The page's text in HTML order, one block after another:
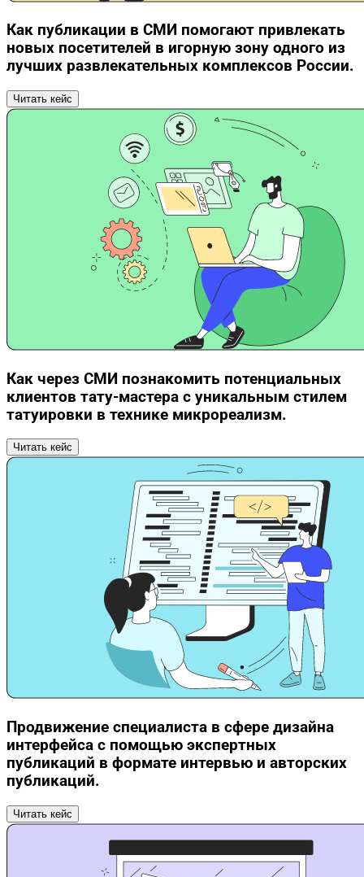
Как публикации в СМИ помогают привлекать
новых посетителей в игорную зону одного из
лучших развлекательных комплексов России.
Читать кейс
Как через СМИ познакомить потенциальных
клиентов тату-мастера с уникальным стилем
татуировки в технике микрореализм.
Читать кейс
Продвижение специалиста в сфере дизайна
интерфейса с помощью экспертных
публикаций в формате интервью и авторских
публикаций.
Читать кейс